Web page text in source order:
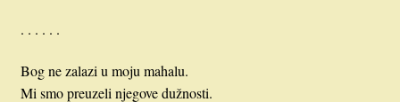
. . . . . .
Bog ne zalazi u moju mahalu.
Mi smo preuzeli njegove dužnosti.